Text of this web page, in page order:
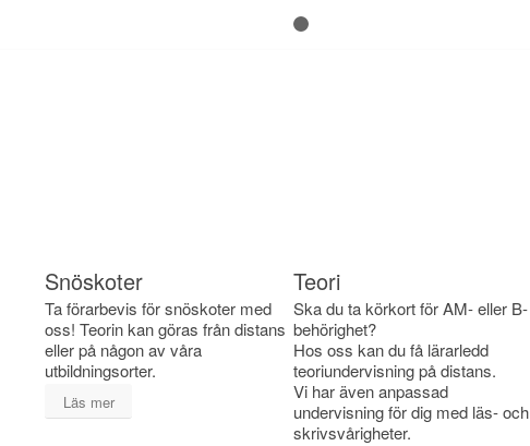
Snöskoter
Ta förarbevis för snöskoter med
oss! Teorin kan göras från distans
eller på någon av våra
utbildningsorter.
Läs mer
Teori
Ska du ta körkort för AM- eller B-
behörighet?
Hos oss kan du få lärarledd
teoriundervisning på distans.
Vi har även anpassad
undervisning för dig med läs- och
skrivsvårigheter.